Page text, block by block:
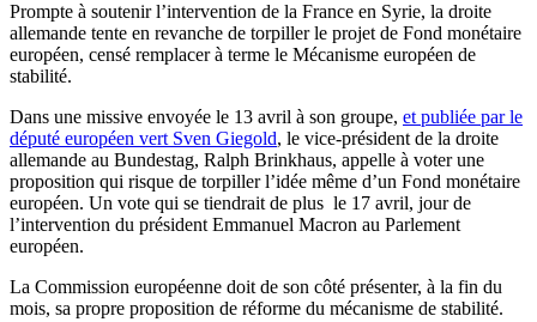
Prompte à soutenir l’intervention de la France en Syrie, la droite
allemande tente en revanche de torpiller le projet de Fond monétaire
européen, censé remplacer à terme le Mécanisme européen de
stabilité.
Dans une missive envoyée le 13 avril à son groupe, et publiée par le
député européen vert Sven Giegold, le vice-président de la droite
allemande au Bundestag, Ralph Brinkhaus, appelle à voter une
proposition qui risque de torpiller l’idée même d’un Fond monétaire
européen. Un vote qui se tiendrait de plus le 17 avril, jour de
l’intervention du président Emmanuel Macron au Parlement
européen.
La Commission européenne doit de son côté présenter, à la fin du
mois, sa propre proposition de réforme du mécanisme de stabilité.